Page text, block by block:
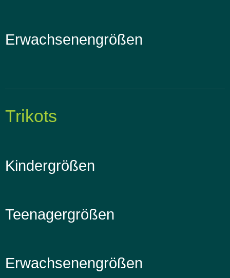
Erwachsenengrößen
Trikots
Kindergrößen
Teenagergrößen
Erwachsenengrößen